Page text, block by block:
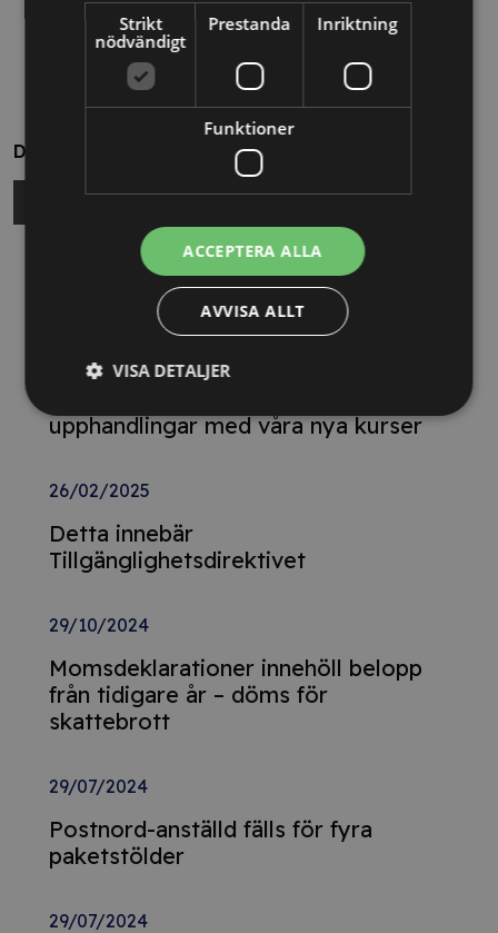
Dela
Relaterade nyheter
Nya Världsbanksregler öppnar för
upphandlingar med våra nya kurser
26/02/2025
Detta innebär
Tillgänglighetsdirektivet
29/10/2024
Momsdeklarationer innehöll belopp
från tidigare år – döms för
skattebrott
29/07/2024
Postnord-anställd fälls för fyra
paketstölder
29/07/2024
Strikt
nödvändigt
Prestanda Inriktning
Funktioner
ACCEPTERA ALLA
AVVISA ALLT
VISA DETALJER